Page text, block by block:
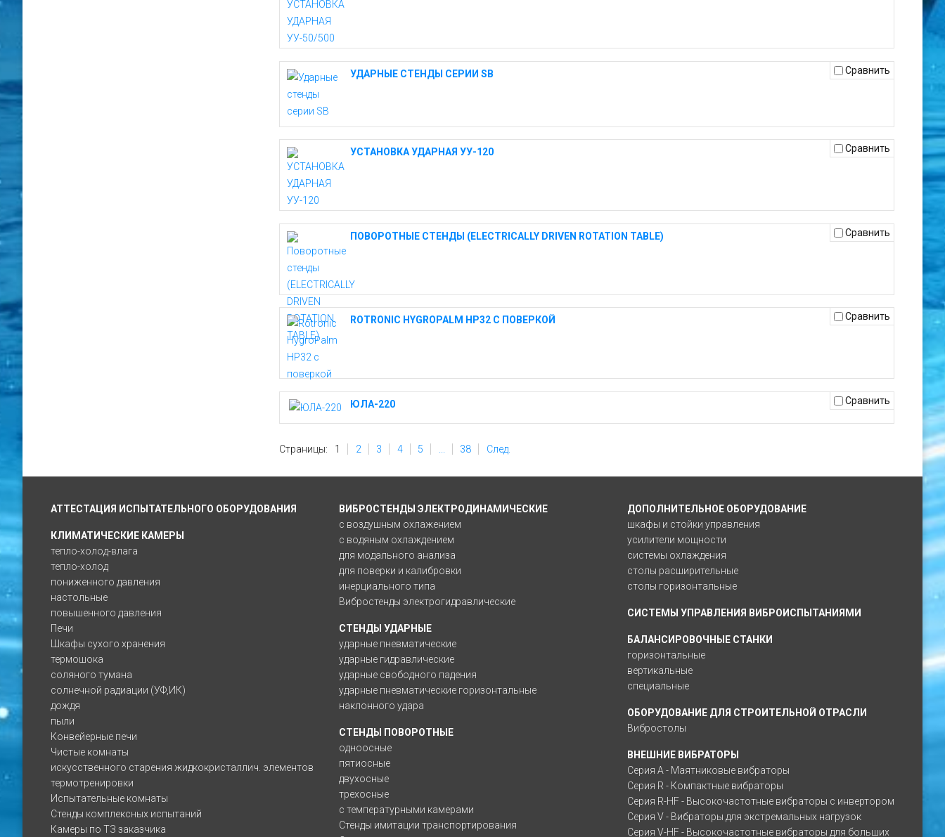
Сравнить
УДАРНЫЕ СТЕНДЫ СЕРИИ SB
Сравнить
УСТАНОВКА УДАРНАЯ УУ-120
Сравнить
ПОВОРОТНЫЕ СТЕНДЫ (ELECTRICALLY DRIVEN ROTATION TABLE)
Сравнить
ROTRONIC HYGROPALM HP32 С ПОВЕРКОЙ
Сравнить
ЮЛА-220
Страницы: 1 2 3 4 5 38 След.
АТТЕСТАЦИЯ ИСПЫТАТЕЛЬНОГО ОБОРУДОВАНИЯ
КЛИМАТИЧЕСКИЕ КАМЕРЫ
тепло-холод-влага
тепло-холод
пониженного давления
настольные
повышенного давления
Печи
Шкафы сухого хранения
термошока
соляного тумана
солнечной радиации (УФ,ИК)
дождя
пыли
Конвейерные печи
Чистые комнаты
искусственного старения жидкокристаллич. элементов
термотренировки
Испытательные комнаты
Стенды комплексных испытаний
Камеры по ТЗ заказчика
ВИБРОСТЕНДЫ ЭЛЕКТРОДИНАМИЧЕСКИЕ
с воздушным охлажением
с водяным охлаждением
для модального анализа
для поверки и калибровки
инерциального типа
Вибростенды электрогидравлические
СТЕНДЫ УДАРНЫЕ
ударные пневматические
ударные гидравлические
ударные свободного падения
ударные пневматические горизонтальные
наклонного удара
СТЕНДЫ ПОВОРОТНЫЕ
одноосные
пятиосные
двухосные
трехосные
с температурными камерами
Стенды имитации транспортирования
ДОПОЛНИТЕЛЬНОЕ ОБОРУДОВАНИЕ
шкафы и стойки управления
усилители мощности
системы охлаждения
столы расширительные
столы горизонтальные
СИСТЕМЫ УПРАВЛЕНИЯ ВИБРОИСПЫТАНИЯМИ
БАЛАНСИРОВОЧНЫЕ СТАНКИ
горизонтальные
вертикальные
специальные
ОБОРУДОВАНИЕ ДЛЯ СТРОИТЕЛЬНОЙ ОТРАСЛИ
Вибростолы
ВНЕШНИЕ ВИБРАТОРЫ
Серия A - Маятниковые вибраторы
Серия R - Компактные вибраторы
Серия R-HF - Высокочастотные вибраторы с инвертором
Серия V - Вибраторы для экстремальных нагрузок
Серия V-HF - Высокочастотные вибраторы для больших